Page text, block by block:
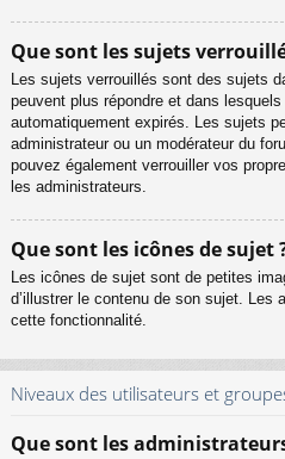
Que sont les sujets
Les sujets verrouillés sont des sujets
peuvent plus répondre et dans
automatiquement expirés. Les sujets
administrateur ou un modérateur du
pouvez également verrouiller vos
les administrateurs.
Que sont les icônes de sujet
Les icônes de sujet sont de petites
d’illustrer le contenu de son sujet. Les
cette fonctionnalité.
Niveaux des utilisateurs et
Que sont les